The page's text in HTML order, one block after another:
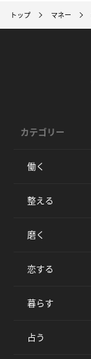
トップ マネー
カテゴリー
働く
整える
磨く
恋する
暮らす
占う